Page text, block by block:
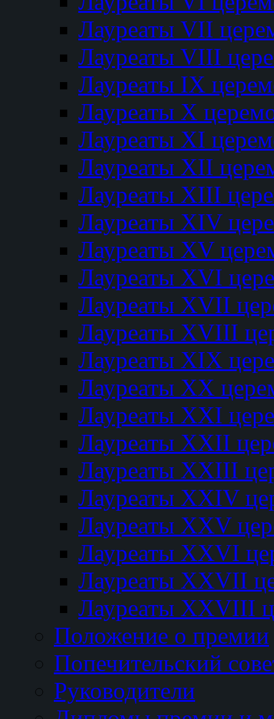
Лауреаты VII
Лауреаты VIII
Лауреаты IX
Лауреаты Х
Лауреаты XI
Лауреаты XII
Лауреаты XIII
Лауреаты XIV
Лауреаты XV
Лауреаты XVI
Лауреаты XVII
Лауреаты XVIII
Лауреаты XIX
Лауреаты XX
Лауреаты XXI
Лауреаты XXII
Лауреаты XXIII
Лауреаты XXIV
Лауреаты XXV
Лауреаты XXVI
Лауреаты XXVII
Лауреаты XXVIII
Положение о премии
Попечительский
Руководители